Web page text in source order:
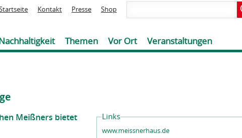
navigation Kontakt Presse Shop
Themen Vor Ort Veranstaltungen
Meißners bietet
Links
www.meissnerhaus.de